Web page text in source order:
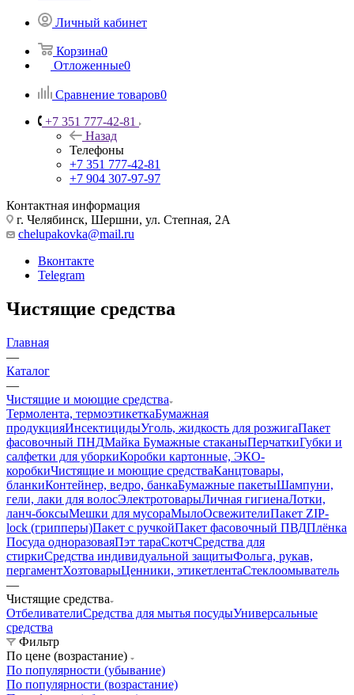
Личный кабинет
Корзина0
Отложенные0
Сравнение товаров0
+7 351 777-42-81
Назад
Телефоны
+7 351 777-42-81
+7 904 307-97-97
Контактная информация
г. Челябинск, Шершни, ул. Степная, 2А
chelupakovka@mail.ru
Вконтакте
Telegram
Чистящие средства
Главная
—
Каталог
—
Чистящие и моющие средства
Термолента, термоэтикеткаБумажная
продукцияИнсектицидыУголь, жидкость для розжигаПакет
фасовочный ПНДМайка Бумажные стаканыПерчаткиГубки и
салфетки для уборкиКоробки картонные, ЭКО-
коробкиЧистящие и моющие средстваКанцтовары,
бланкиКонтейнер, ведро, банкаБумажные пакетыШампуни,
гели, лаки для волосЭлектротоварыЛичная гигиенаЛотки,
ланч-боксыМешки для мусораМылоОсвежителиПакет ZIP-
lock (грипперы)Пакет с ручкойПакет фасовочный ПВДПлёнка
Посуда одноразоваяПэт тараСкотчСредства для
стиркиСредства индивидуальной защитыФольга, рукав,
пергаментХозтоварыЦенники, этикетлентаСтеклоомыватель
—
Чистящие средства
ОтбеливателиСредства для мытья посудыУниверсальные
средства
Фильтр
По цене (возрастание)
По популярности (убывание)
По популярности (возрастание)